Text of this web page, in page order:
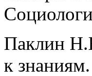
Паклин
к